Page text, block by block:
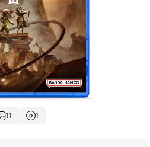
11 1